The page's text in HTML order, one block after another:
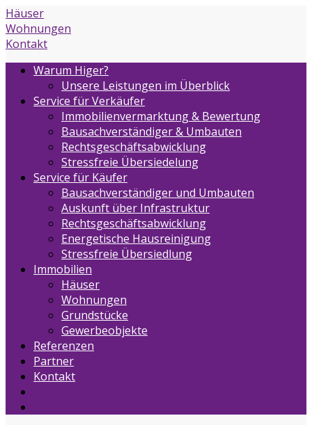
Häuser
Wohnungen
Kontakt
Warum Higer?
Unsere Leistungen im Überblick
Service für Verkäufer
Immobilienvermarktung & Bewertung
Bausachverständiger & Umbauten
Rechtsgeschäftsabwicklung
Stressfreie Übersiedelung
Service für Käufer
Bausachverständiger und Umbauten
Auskunft über Infrastruktur
Rechtsgeschäftsabwicklung
Energetische Hausreinigung
Stressfreie Übersiedlung
Immobilien
Häuser
Wohnungen
Grundstücke
Gewerbeobjekte
Referenzen
Partner
Kontakt